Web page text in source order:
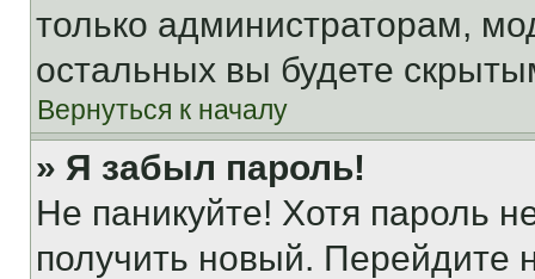
только администраторам,
остальных вы будете
Вернуться к началу
» Я забыл пароль!
Не паникуйте! Хотя пароль
получить новый. Перейдите